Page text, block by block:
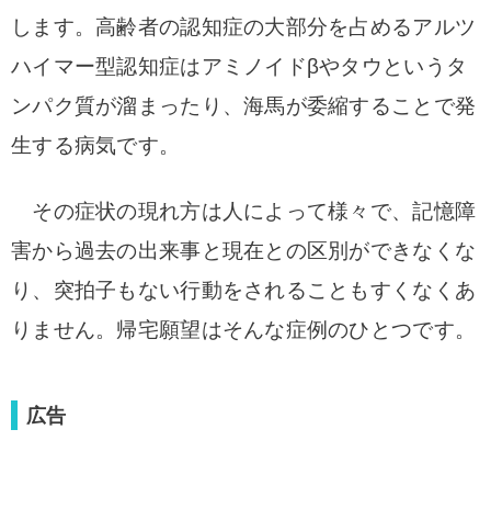
します。高齢者の認知症の大部分を占めるアルツ
ハイマー型認知症はアミノイドβやタウというタ
ンパク質が溜まったり、海馬が委縮することで発
生する病気です。
その症状の現れ方は人によって様々で、記憶障
害から過去の出来事と現在との区別ができなくな
り、突拍子もない行動をされることもすくなくあ
りません。帰宅願望はそんな症例のひとつです。
広告